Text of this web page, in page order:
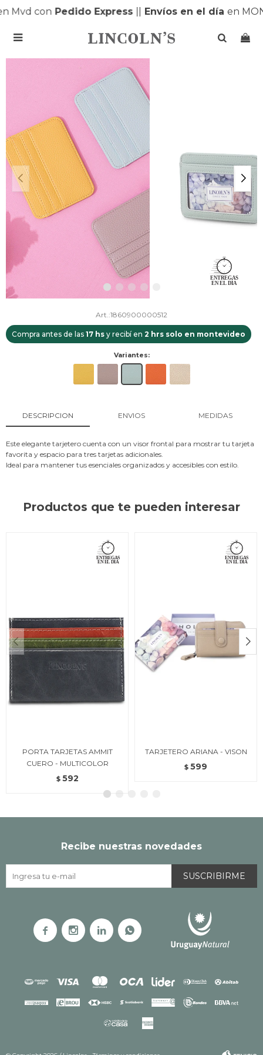
Mvd conPedido Express| Envíos en el díaen

1860900000512
Compra antes de las 17 hs y recibí en 2 hrs solo en montevideo
Variantes:
DESCRIPCION ENVIOS MEDIDAS
Este elegante tarjetero cuenta con un visor frontal para mostrar tu tarjeta
favorita y espacio para tres tarjetas adicionales.
Ideal para mantener tus esenciales organizados y accesibles con estilo.
Productos que te pueden interesar
PORTA TARJETAS AMMIT
CUERO - MULTICOLOR
$ 592
TARJETERO ARIANA - VISON
$ 599
Recibe nuestras novedades
SUSCRIBIRME
   